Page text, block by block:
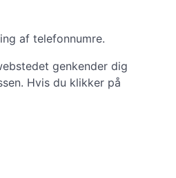
af telefonnumre.
genkender dig
Hvis du klikker på